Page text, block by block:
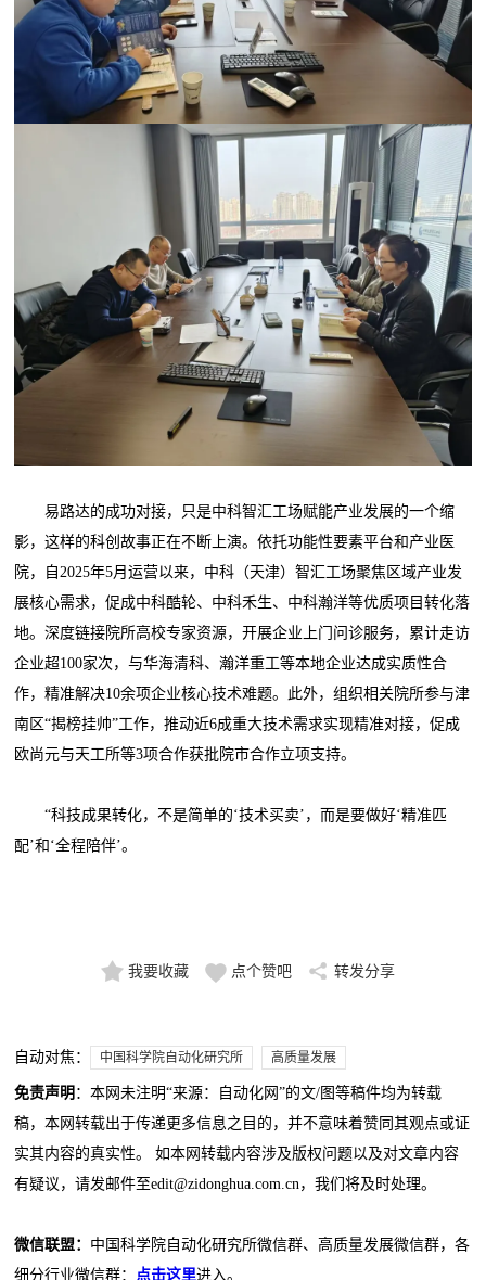
易路达的成功对接，只是中科智汇工场赋能产业发展的一个缩
影，这样的科创故事正在不断上演。依托功能性要素平台和产业医
院，自2025年5月运营以来，中科（天津）智汇工场聚焦区域产业发
展核心需求，促成中科酷轮、中科禾生、中科瀚洋等优质项目转化落
地。深度链接院所高校专家资源，开展企业上门问诊服务，累计走访
企业超100家次，与华海清科、瀚洋重工等本地企业达成实质性合
作，精准解决10余项企业核心技术难题。此外，组织相关院所参与津
南区“揭榜挂帅”工作，推动近6成重大技术需求实现精准对接，促成
欧尚元与天工所等3项合作获批院市合作立项支持。
“科技成果转化，不是简单的‘技术买卖’，而是要做好‘精准匹
配’和‘全程陪伴’。
我要收藏 点个赞吧 转发分享
自动对焦： 中国科学院自动化研究所 高质量发展
免责声明 ：本网未注明“来源：自动化网”的文/图等稿件均为转载
稿，本网转载出于传递更多信息之目的，并不意味着赞同其观点或证
实其内容的真实性。 如本网转载内容涉及版权问题以及对文章内容
有疑议，请发邮件至edit@zidonghua.com.cn，我们将及时处理。
微信联盟： 中国科学院自动化研究所微信群、高质量发展微信群，各
细分行业微信群： 点击这里进入。